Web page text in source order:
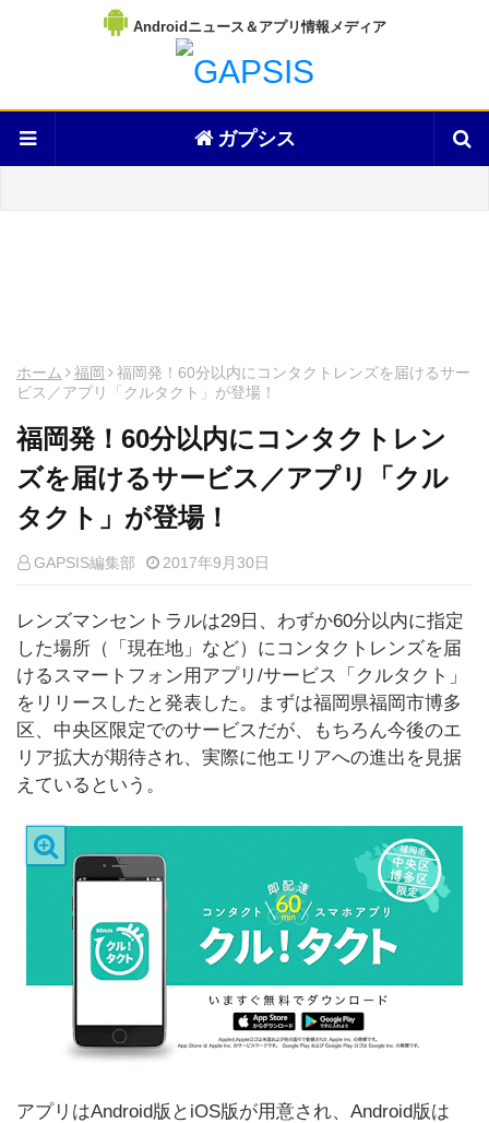
Androidニュース＆アプリ情報メディア
ガプシス
ホーム 福岡
福岡発！60分以内にコンタクトレンズを届けるサー
ビス／アプリ「クルタクト」が登場！
福岡発！60分以内にコンタクトレン
ズを届けるサービス／アプリ「クル
タクト」が登場！
GAPSIS編集部 2017年9月30日
レンズマンセントラルは29日、わずか60分以内に指定
した場所（「現在地」など）にコンタクトレンズを届
けるスマートフォン用アプリ/サービス「クルタクト」
をリリースしたと発表した。まずは福岡県福岡市博多
区、中央区限定でのサービスだが、もちろん今後のエ
リア拡大が期待され、実際に他エリアへの進出を見据
えているという。
アプリはAndroid版とiOS版が用意され、Android版は